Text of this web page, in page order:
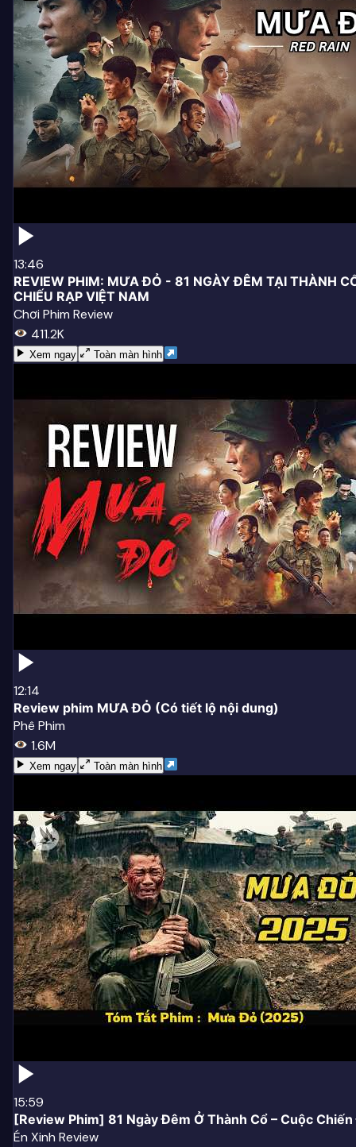
13:46
REVIEW PHIM: MƯA ĐỎ - 81 NGÀY ĐÊM TẠI THÀNH
CHIẾU RẠP VIỆT NAM
Chơi Phim Review
411.2K
Xem ngay Toàn màn hình
12:14
Review phim MƯA ĐỎ (Có tiết lộ nội dung)
Phê Phim
1.6M
Xem ngay Toàn màn hình
15:59
[Review Phim] 81 Ngày Đêm Ở Thành Cổ – Cuộc
Én Xinh Review